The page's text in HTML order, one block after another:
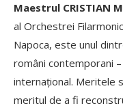
Maestrul CRISTIAN
al Orchestrei
Napoca, este unul
români contemporani
internațional. Meritele
meritul de a fi